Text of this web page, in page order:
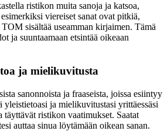
ristikon muita sanoja ja katsoa,
viereiset sanat ovat pitkiä,
sisältää useamman kirjaimen. Tämä
ja suuntaamaan etsintää oikeaan
ja mielikuvitusta
sanonnoista ja fraaseista, joissa esiintyy
ja mielikuvitustasi yrittäessäsi
täyttävät ristikon vaatimukset. Saatat
auttaa sinua löytämään oikean sanan.